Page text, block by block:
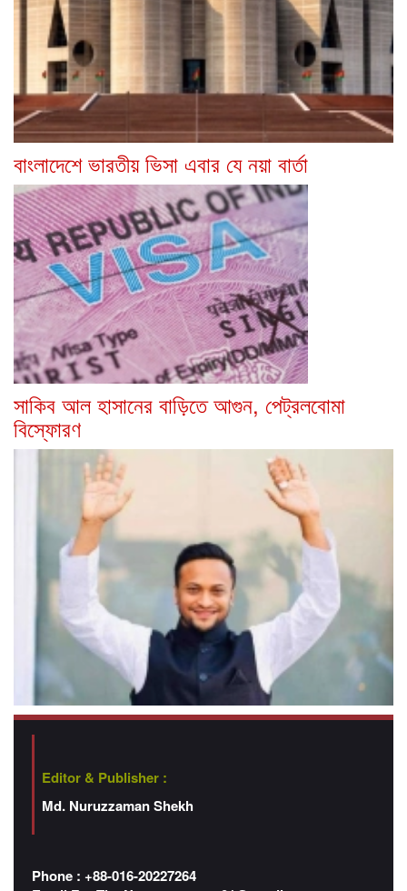
বাংলাদেশে ভারতীয় ভিসা এবার যে নয়া বার্তা
সাকিব আল হাসানের বাড়িতে আগুন, পেট্রলবোমা
বিস্ফোরণ
Editor & Publisher :
Md. Nuruzzaman Shekh
Phone : +88-016-20227264